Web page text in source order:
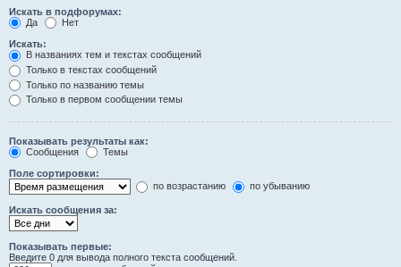
Искать в подфорумах:
Да
Нет
Искать:
В названиях тем и текстах сообщений
Только в текстах сообщений
Только по названию темы
Только в первом сообщении темы
Показывать результаты как:
Сообщения
Темы
Поле сортировки:
по возрастанию
по убыванию
Искать сообщения за:
Показывать первые:
Введите 0 для вывода полного текста сообщений.